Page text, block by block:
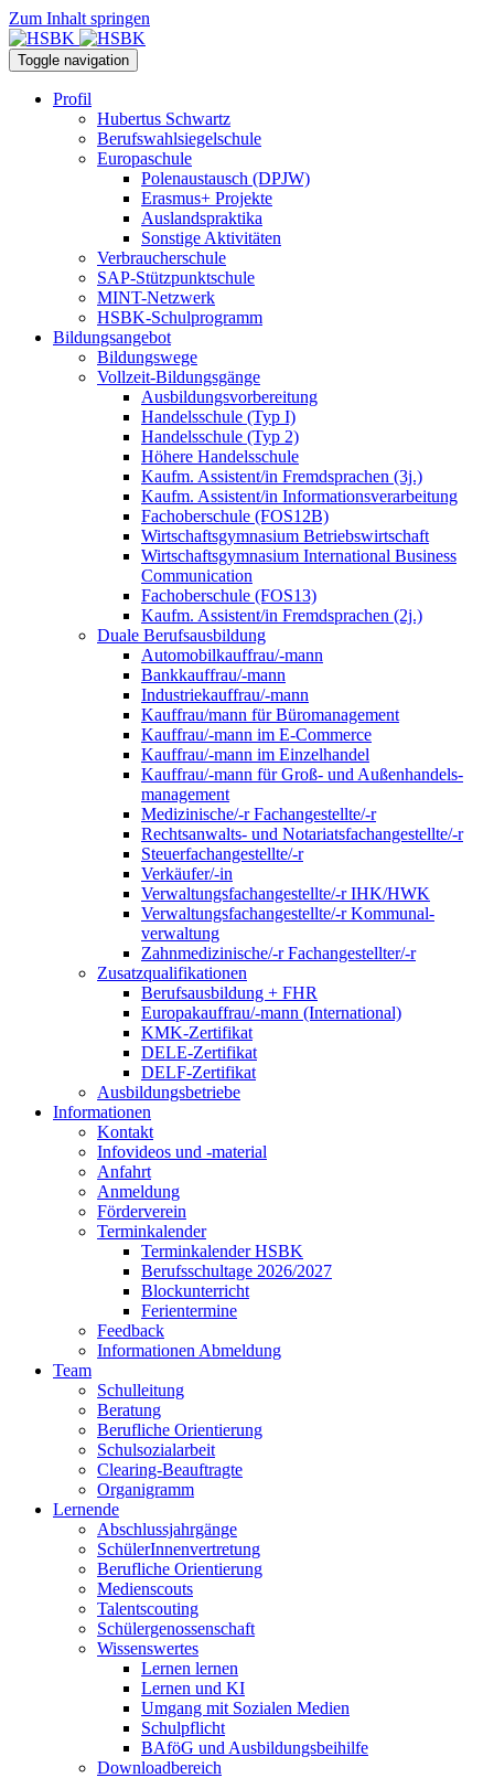
Zum Inhalt springen
Toggle navigation
Profil
Hubertus Schwartz
Berufswahlsiegelschule
Europaschule
Polenaustausch (DPJW)
Erasmus+ Projekte
Auslandspraktika
Sonstige Aktivitäten
Verbraucherschule
SAP-Stützpunktschule
MINT-Netzwerk
HSBK-Schulprogramm
Bildungsangebot
Bildungswege
Vollzeit-Bildungsgänge
Ausbildungsvorbereitung
Handelsschule (Typ I)
Handelsschule (Typ 2)
Höhere Handelsschule
Kaufm. Assistent/in­ Fremdsprachen (3j.)
Kaufm. Assistent/in Informationsverarbeitung
Fachoberschule (FOS12B)
Wirtschaftsgymnasium Betriebswirtschaft
Wirtschaftsgymnasium International Business
Communication
Fachoberschule (FOS13)
Kaufm. Assistent/in Fremdsprachen (2j.)
Duale Berufsausbildung
Automobilkauffrau/-mann
Bankkauffrau/-mann
Industriekauffrau/-mann
Kauffrau/mann für Büromanagement
Kauffrau/-mann im E-Commerce
Kauffrau/-mann im Einzelhandel
Kauffrau/-mann für Groß- und Außen­handels­
manage­ment
Medizinische/-r Fachangestellte/-r
Rechtsanwalts- und Notariatsfachangestellte/-r
Steuerfachangestellte/-r
Verkäufer/-in
Verwaltungs­fach­angestellte/-r IHK/HWK
Verwaltungsfach­angestellte/-r Kommunal­
verwaltung
Zahnmedizinische/-r Fachangestellter/-r
Zusatzqualifikationen
Berufsausbildung + FHR
Europakauffrau/-mann (International)
KMK-Zertifikat
DELE-Zertifikat
DELF-Zertifikat
Ausbildungsbetriebe
Informationen
Kontakt
Infovideos und -material
Anfahrt
Anmeldung
Förderverein
Terminkalender
Terminkalender HSBK
Berufsschultage 2026/2027
Blockunterricht
Ferientermine
Feedback
Informationen Abmeldung
Team
Schulleitung
Beratung
Berufliche Orientierung
Schulsozialarbeit
Clearing-Beauftragte
Organigramm
Lernende
Abschlussjahrgänge
SchülerInnenvertretung
Berufliche Orientierung
Medienscouts
Talentscouting
Schüler­genossen­schaft
Wissenswertes
Lernen lernen
Lernen und KI
Umgang mit Sozialen Medien
Schulpflicht
BAföG und Ausbildungsbeihilfe
Downloadbereich